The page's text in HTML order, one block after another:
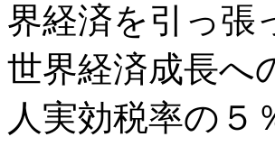
界経済を引っ張
世界経済成長へ
人実効税率の５